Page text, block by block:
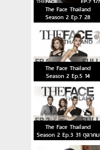
The Face Thailand
Season 2 Ep.7 28
พฤศจิกายน 2558
The Face Thailand
Season 2 Ep.5 14
พฤศจิกายน 2558
The Face Thailand
Season 2 Ep.3 31 ตุลาคม
2558